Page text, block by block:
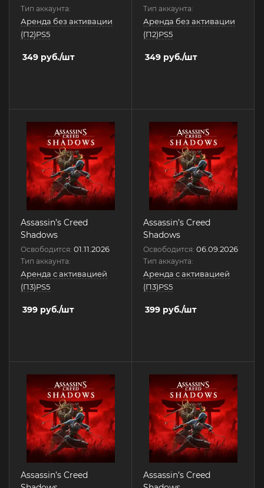
Тип аккаунта:
Аренда без активации
(П2)PS5
349 руб./шт
Тип аккаунта:
Аренда без активации
(П2)PS5
349 руб./шт
Assassin’s Creed
Shadows
Освободится: 01.11.2026
Тип аккаунта:
Аренда с активацией
(П3)PS5
399 руб./шт
Assassin’s Creed
Shadows
Освободится: 06.09.2026
Тип аккаунта:
Аренда с активацией
(П3)PS5
399 руб./шт
Assassin’s Creed
Assassin’s Creed